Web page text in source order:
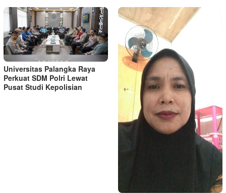
Universitas Palangka Raya
Perkuat SDM Polri Lewat
Pusat Studi Kepolisian